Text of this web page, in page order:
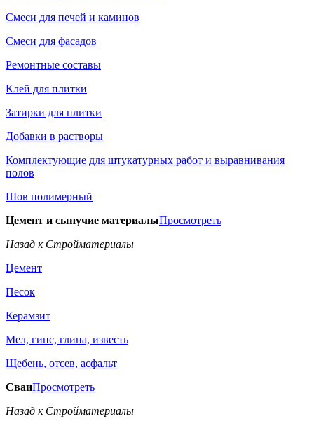
Смеси для печей и каминов
Смеси для фасадов
Ремонтные составы
Клей для плитки
Затирки для плитки
Добавки в растворы
Комплектующие для штукатурных работ и выравнивания
полов
Шов полимерный
Цемент и сыпучие материалыПросмотреть
Назад к Стройматериалы
Цемент
Песок
Керамзит
Мел, гипс, глина, известь
Щебень, отсев, асфальт
СваиПросмотреть
Назад к Стройматериалы